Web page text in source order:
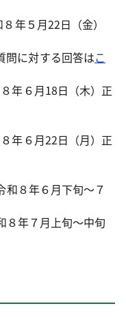
５月22日（金）
に対する回答はこ
18日（木）正
22日（月）正
８年６月下旬～７
７月上旬～中旬